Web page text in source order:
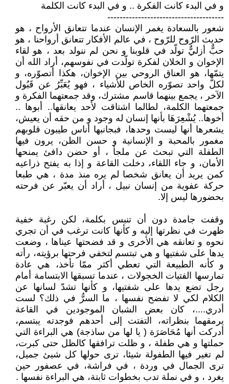
و في البدء كانت الفكرة .. و في البدء كانت الكلمة
--------------------------------------
شعور بالسعادة يغمر الإنسان عندما تتعانق الأرواح ، هو
حديث الرّوح للرّوح ، في عالم الأفكار تتعانق أرواحنا ، هو
حبٌّ أزليٌّ تولّد في قلوبنا و نحن لم ننولد بعد ، هو لقاء
الإخوان و الخلان لفكرة تولّدت في نفوسهم، أراد الله أن
يتمّها، هو العناق الروحي بين الإخوان، هكذا أتصوّره، و
لكلّ واحد تصوّره الخاص للأشياء ، فهو يُعَبِّرُ عن قَبُول
الآخر ، يجمع بينهما قاسم مشترك، وقد جمعتهما الفكرة و
جمعتهما الكلمة، لطالما اشتاقت لأحد يعانقها.. أبوها ..
أخوها.. يُشْعِرَهَا بأنها إنسان له وجود و من حقه أن يعيش،
يشعرها أنها ليست وحدها، فبجانبها أناس طيبون قلوبهم
مغمور بالمحبة و الإنسانية و حسن الظن، يرون فيها
الطفلة التي تبحث عن ملجأ ، أو حضن دافئ يمنحها
الأمان، و جاء اللقاء، دخلت القاعة و إذا به يفتح ذراعيه
كمن يريد أن يعانق شخصا لم يره منذ مدة ، هي طبعا
حركة عفوية من إنسان نبيل ، أراد أن يعبّر عن فرحته
بحضورها ليس إلا.
وقفت جامدة دون أن تنبس بكلمة، لكن رغبة خفية
ظهرت في نظرتها إليه و كأنها كانت ترغب في أن تجري
نحوه و تعانقه هي الأخرى و قد فضحتها عيناها ، وضعت
يدها على شفتيها و هي تبتسم لتخفي فرحتها برؤيته، رأته
و كأنه الطبيعة التي تعطي أكثر ممّا تأخذ، هي عادة
تمارسها الفتيات الخجولات ، عندما تسبقها الابتسامة أمام
رجل تضع يدها على شفتيها، و كأنها تشدّ لسانها عن
الكلام لكي لا تفضح نفسها ، ما السرُّ في ذلك؟ لست
أدري....، كان بعض الشبان الموجودين في القاعة
يرمقهما بنظراته، التفتت إلى أحدهم فوجدته يبتسم،
أدركت أنها مُحَاصَرَة ( يا لها من ساذجة) هي البراءة التي
حملتها و هي طفلة ، و ظلت ترافقها كالظل حتى كبرت،
لم تغير فيها الطفولة شيئا، ترى حولها كل شيئ جميل،
ترى الجمال في وردة ، في فراشة، في عصفور حين
يغرد ، و في نملة تدب بخطوات ثابتة، هي البراءة نفسها .